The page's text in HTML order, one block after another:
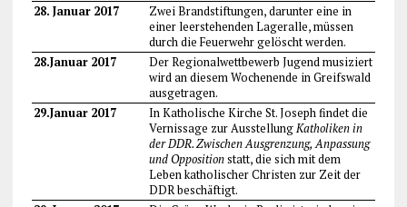
28. Januar 2017
Zwei Brandstiftungen, darunter eine in
einer leerstehenden Lageralle, müssen
durch die Feuerwehr gelöscht werden.
28.Januar 2017
Der Regionalwettbewerb Jugend musiziert
wird an diesem Wochenende in Greifswald
ausgetragen.
29.Januar 2017
In Katholische Kirche St. Joseph findet die
Vernissage zur AusstellungKatholiken in
der DDR. Zwischen Ausgrenzung, Anpassung
und Oppositionstatt, die sich mit dem
Leben katholischer Christen zur Zeit der
DDR beschäftigt.